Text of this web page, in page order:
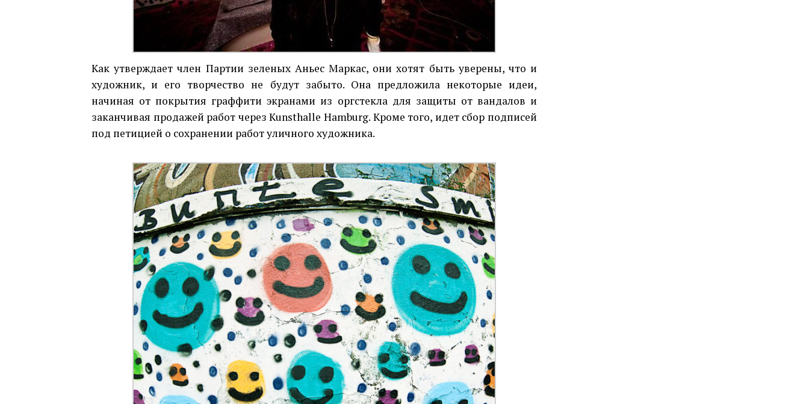
Как утверждает член Партии зеленых Аньес Маркас, они хотят быть уверены, что и
художник, и его творчество не будут забыто. Она предложила некоторые идеи,
начиная от покрытия граффити экранами из оргстекла для защиты от вандалов и
заканчивая продажей работ через Kunsthalle Hamburg. Кроме того, идет сбор подписей
под петицией о сохранении работ уличного художника.